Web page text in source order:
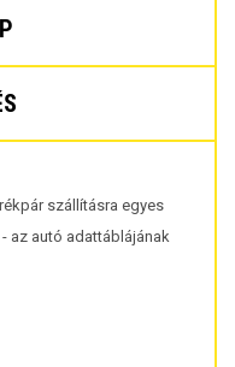
szállításra egyes
az autó adattáblájának